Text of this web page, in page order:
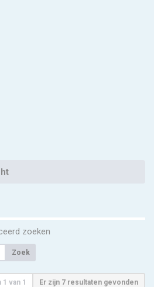
zoeken
Zoek
1 van 1 Er zijn 7 resultaten gevonden